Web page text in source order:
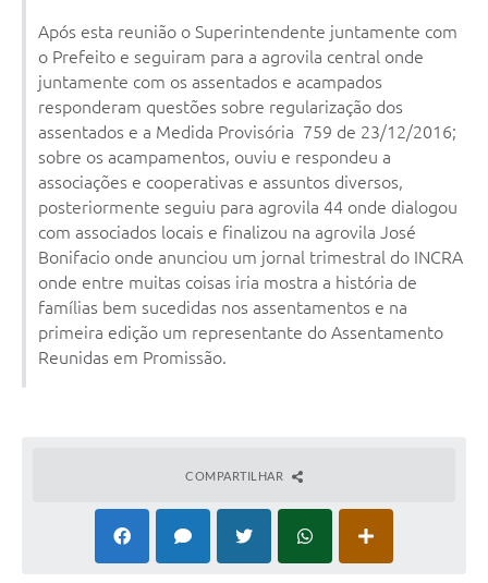
Reforma Agrária
Coleta Seletiva
Galeria de Fotos
Galeria de Vídeos
Secretarias
Contas Públicas
Legislação
Após esta reunião o Superintendente juntamente com
o Prefeito e seguiram para a agrovila central onde
juntamente com os assentados e acampados
responderam questões sobre regularização dos
assentados e a Medida Provisória 759 de 23/12/2016;
sobre os acampamentos, ouviu e respondeu a
associações e cooperativas e assuntos diversos,
posteriormente seguiu para agrovila 44 onde dialogou
com associados locais e finalizou na agrovila José
Bonifacio onde anunciou um jornal trimestral do INCRA
onde entre muitas coisas iria mostra a história de
famílias bem sucedidas nos assentamentos e na
primeira edição um representante do Assentamento
Reunidas em Promissão.
COMPARTILHAR